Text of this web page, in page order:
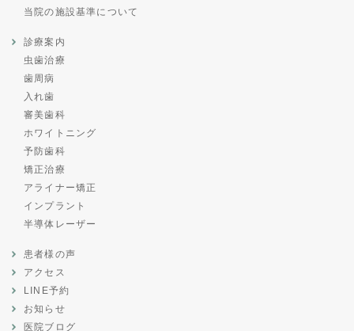
当院の施設基準について
診療案内
虫歯治療
歯周病
入れ歯
審美歯科
ホワイトニング
予防歯科
矯正治療
アライナー矯正
インプラント
半導体レーザー
患者様の声
アクセス
LINE予約
お知らせ
医院ブログ